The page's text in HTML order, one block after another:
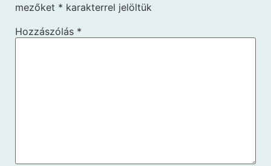
mezőket * karakterrel jelöltük
Hozzászólás *